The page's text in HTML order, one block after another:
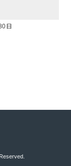
日